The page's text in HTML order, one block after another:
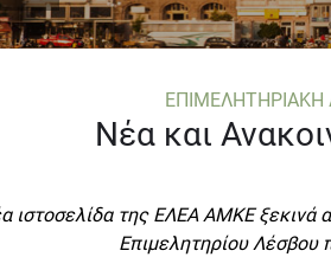
ΕΠΙΜΕΛΗΤΗΡΙΑΚΗ
Νέα και
ιστοσελίδα της ΕΛΕΑ ΑΜΚΕ ξεκινά
Επιμελητηρίου